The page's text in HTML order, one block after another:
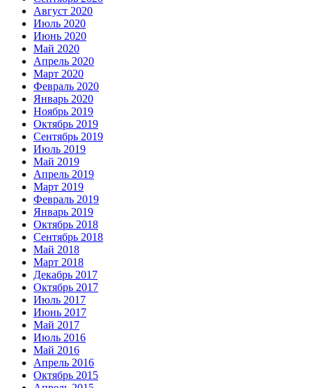
Август 2020
Июль 2020
Июнь 2020
Май 2020
Апрель 2020
Март 2020
Февраль 2020
Январь 2020
Ноябрь 2019
Октябрь 2019
Сентябрь 2019
Июль 2019
Май 2019
Апрель 2019
Март 2019
Февраль 2019
Январь 2019
Октябрь 2018
Сентябрь 2018
Май 2018
Март 2018
Декабрь 2017
Октябрь 2017
Июль 2017
Июнь 2017
Май 2017
Июль 2016
Май 2016
Апрель 2016
Октябрь 2015